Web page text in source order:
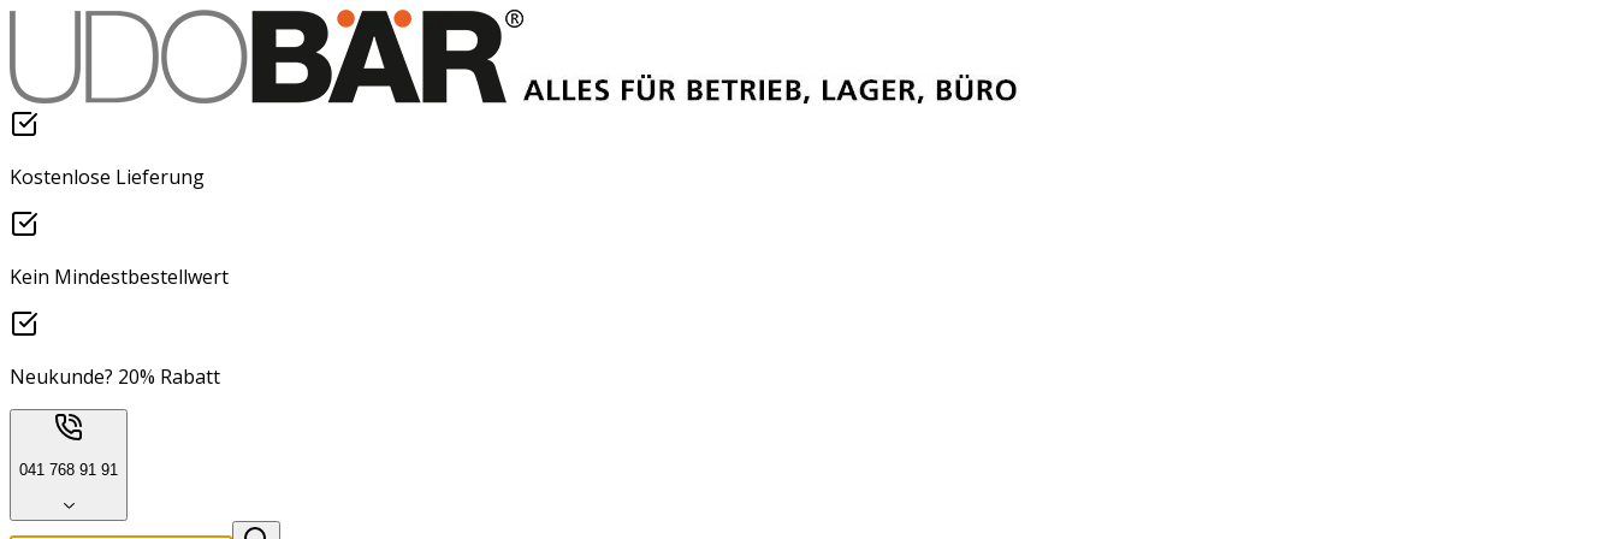
Kostenlose Lieferung
Kein Mindestbestellwert
Neukunde? 20% Rabatt
041 768 91 91